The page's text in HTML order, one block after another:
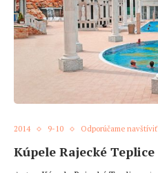
2014 9-10 Odporúčame navštíviť
Kúpele Rajecké Teplice